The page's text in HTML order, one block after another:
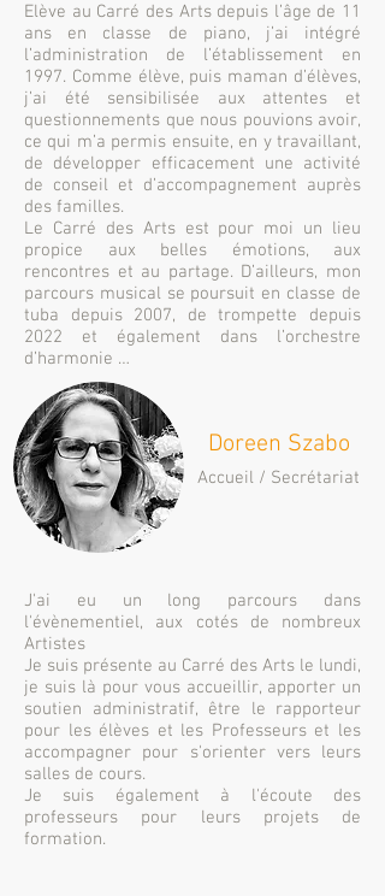
Elève au Carré des Arts depuis l’âge de 11
ans en classe de piano, j’ai intégré
l’administration de l’établissement en
1997. Comme élève, puis maman d’élèves,
j’ai été sensibilisée aux attentes et
questionnements que nous pouvions avoir,
ce qui m’a permis ensuite, en y travaillant,
de développer efficacement une activité
de conseil et d’accompagnement auprès
des familles.
Le Carré des Arts est pour moi un lieu
propice aux belles émotions, aux
rencontres et au partage. D’ailleurs, mon
parcours musical se poursuit en classe de
tuba depuis 2007, de trompette depuis
2022 et également dans l’orchestre
d’harmonie …
Doreen Szabo
Accueil / Secrétariat
J'ai eu un long parcours dans
l'évènementiel, aux cotés de nombreux
Artistes
Je suis présente au Carré des Arts le lundi,
je suis là pour vous accueillir, apporter un
soutien administratif, être le rapporteur
pour les élèves et les Professeurs et les
accompagner pour s'orienter vers leurs
salles de cours.
Je suis également à l'écoute des
professeurs pour leurs projets de
formation.